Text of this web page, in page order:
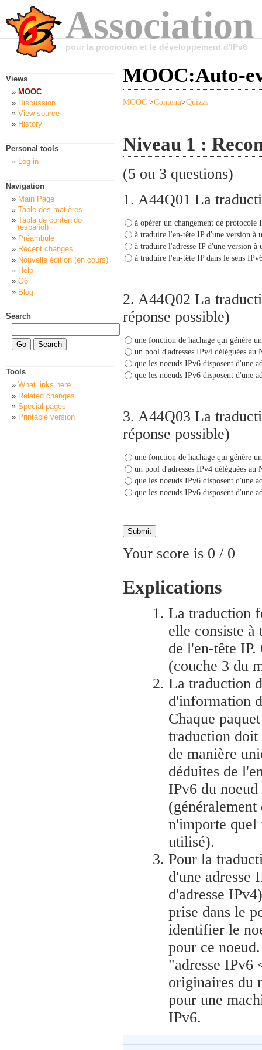
pour la promotion et le développement d'IPv6
MOOC:Auto-
MOOC >Contenu>Quizzs
Niveau 1 :
(5 ou 3 questions)
1. A44Q01 La
à opérer un changement de protocole
à traduire l'en-tête IP d'une version à
à traduire l'adresse IP d'une version à
à traduire l'en-tête IP dans le sens
2. A44Q02 La
réponse possible)
une fonction de hachage qui génère
un pool d'adresses IPv4 déléguées au
que les noeuds IPv6 disposent d'une
que les noeuds IPv6 disposent d'une
3. A44Q03 La
réponse possible)
une fonction de hachage qui génère
un pool d'adresses IPv4 déléguées au
que les noeuds IPv6 disposent d'une
que les noeuds IPv6 disposent d'une
Your score is 0 / 0
Explications
La traduction
elle consiste à
de l'en-tête IP.
(couche 3 du
La traduction
d'information
Chaque
traduction doit
de manière
déduites de
IPv6 du
n'importe
utilisé).
Pour la
d'une adresse
d'adresse
prise dans le
identifier le
pour ce
"adresse IPv6
originaires du
pour une
IPv6.
Views
MOOC
Discussion
View source
History
Personal tools
Log in
Navigation
Main Page
Table des matières
Tabla de contenido
(español)
Préambule
Recent changes
Nouvelle édition (en cours)
Help
G6
Blog
Search
Tools
What links here
Related changes
Special pages
Printable version